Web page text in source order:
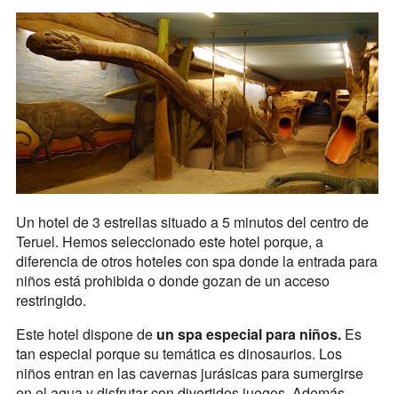
Un hotel de 3 estrellas situado a 5 minutos del centro de
Teruel. Hemos seleccionado este hotel porque, a
diferencia de otros hoteles con spa donde la entrada para
niños está prohibida o donde gozan de un acceso
restringido.
Este hotel dispone de un spa especial para niños.Es
tan especial porque su temática es dinosaurios. Los
niños entran en las cavernas jurásicas para sumergirse